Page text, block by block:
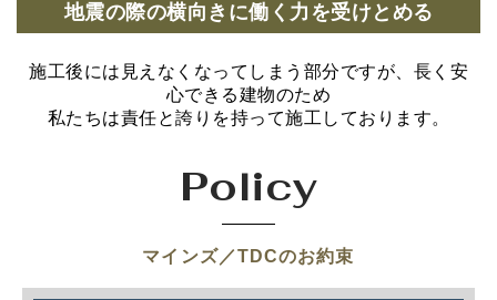
地震の際の横向きに働く力を受けとめる
施工後には見えなくなってしまう部分ですが、長く安
心できる建物のため
私たちは責任と誇りを持って施工しております。
Policy
マインズ／TDCのお約束